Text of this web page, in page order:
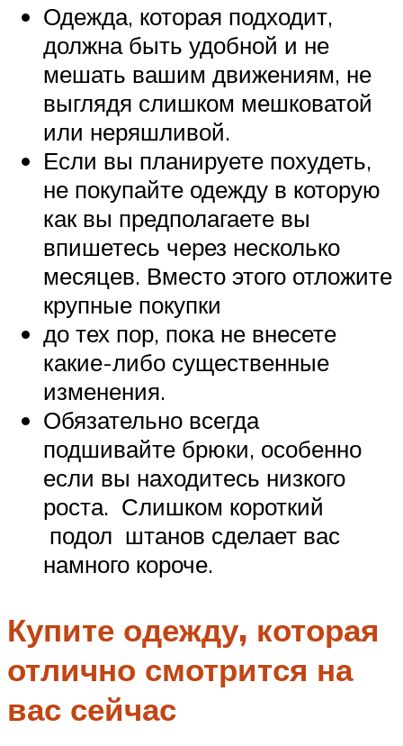
Одежда, которая подходит,
должна быть удобной и не
мешать вашим движениям, не
выглядя слишком мешковатой
или неряшливой.
Если вы планируете похудеть,
не покупайте одежду в которую
как вы предполагаете вы
впишетесь через несколько
месяцев. Вместо этого отложите
крупные покупки
до тех пор, пока не внесете
какие-либо существенные
изменения.
Обязательно всегда
подшивайте брюки, особенно
если вы находитесь низкого
роста. Слишком короткий
подол штанов сделает вас
намного короче.
Купите одежду, которая
отлично смотрится на
вас сейчас